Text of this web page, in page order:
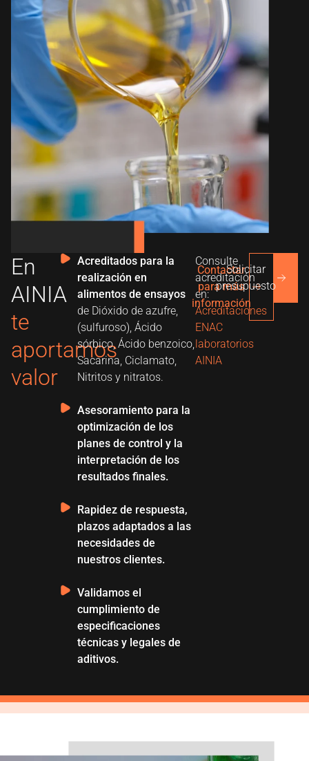
En
AINIA
te
aportamos
valor
Acreditados para la
realización en
alimentos de ensayos
de Dióxido de azufre,
(sulfuroso), Ácido
sórbico, Ácido benzoico,
Sacarina, Ciclamato,
Nitritos y nitratos.
Asesoramiento para la
optimización de los
planes de control y la
interpretación de los
resultados finales.
Rapidez de respuesta,
plazos adaptados a las
necesidades de
nuestros clientes.
Validamos el
cumplimiento de
especificaciones
técnicas y legales de
aditivos.
Consulte
acreditación
en:
Acreditaciones
ENAC
laboratorios
AINIA
Contactar
para más
información
Solicitar
presupuesto